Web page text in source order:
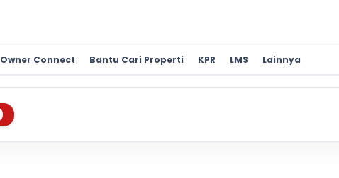
Owner Connect Bantu Cari Properti KPR LMS Lainnya